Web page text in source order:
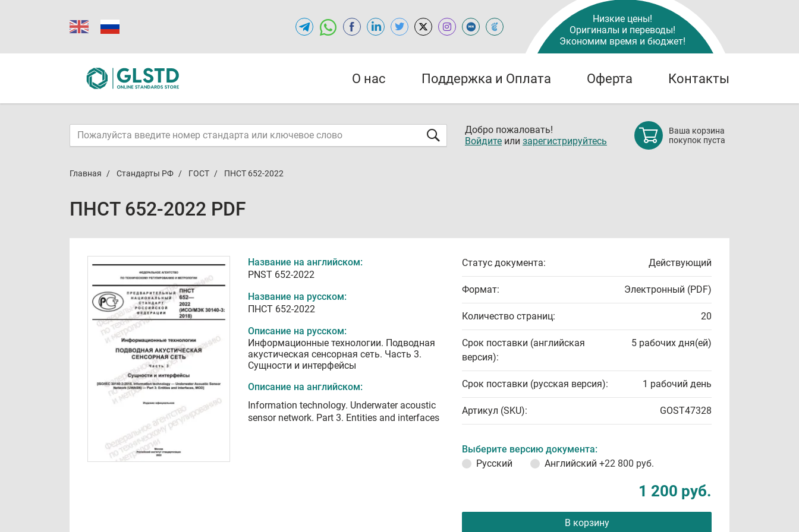
Низкие цены!
Оригиналы и переводы!
Экономим время и бюджет!
О нас Поддержка и Оплата Оферта Контакты
Добро пожаловать!
Войдите или зарегистрируйтесь
Ваша корзина
покупок пуста
Главная Стандарты РФ ГОСТ ПНСТ 652-2022
ПНСТ 652-2022 PDF
Название на английском:
PNST 652-2022
Название на русском:
ПНСТ 652-2022
Описание на русском:
Информационные технологии. Подводная
акустическая сенсорная сеть. Часть 3.
Сущности и интерфейсы
Описание на английском:
Information technology. Underwater acoustic
sensor network. Part 3. Entities and interfaces
Статус документа: Действующий
Формат: Электронный (PDF)
Количество страниц: 20
Срок поставки (английская
версия):
5 рабочих дня(ей)
Срок поставки (русская версия): 1 рабочий день
Артикул (SKU): GOST47328
Выберите версию документа:
Русский
Английский +22 800 руб.
1 200 руб.
В корзину